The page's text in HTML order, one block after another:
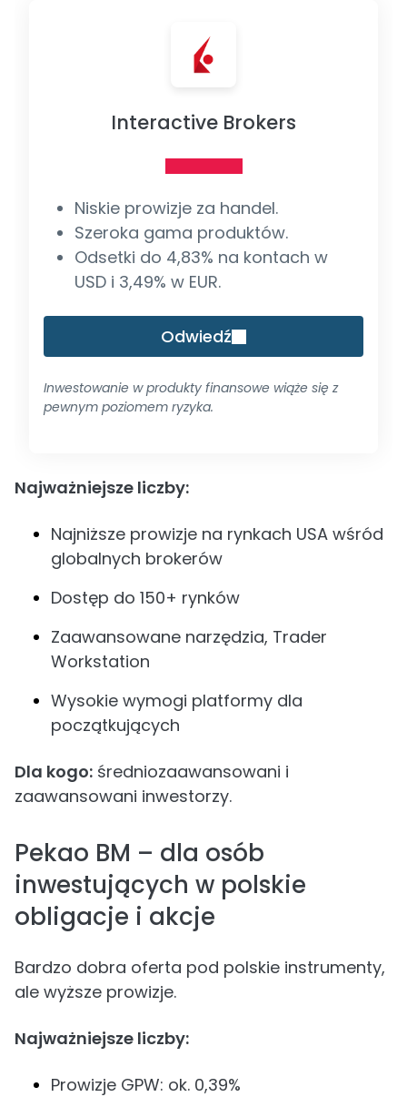
Interactive Brokers
Niskie prowizje za handel.
Szeroka gama produktów.
Odsetki do 4,83% na kontach w
USD i 3,49% w EUR.
Odwiedź
Inwestowanie w produkty finansowe wiąże się z
pewnym poziomem ryzyka.
Najważniejsze liczby:
Najniższe prowizje na rynkach USA wśród
globalnych brokerów
Dostęp do 150+ rynków
Zaawansowane narzędzia, Trader
Workstation
Wysokie wymogi platformy dla
początkujących
Dla kogo: średniozaawansowani i
zaawansowani inwestorzy.
Pekao BM – dla osób
inwestujących w polskie
obligacje i akcje
Bardzo dobra oferta pod polskie instrumenty,
ale wyższe prowizje.
Najważniejsze liczby:
Prowizje GPW: ok. 0,39%